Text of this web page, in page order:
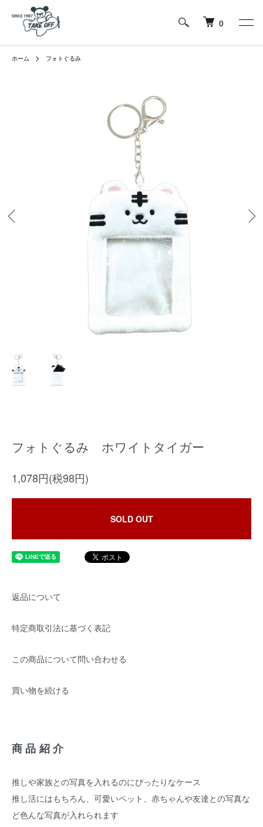
0
ホーム フォトぐるみ
フォトぐるみ ホワイトタイガー
1,078円(税98円)
SOLD OUT
返品について
特定商取引法に基づく表記
この商品について問い合わせる
買い物を続ける
商品紹介
推しや家族との写真を入れるのにぴったりなケース
推し活にはもちろん、可愛いペット、赤ちゃんや友達との写真な
ど色んな写真が入れられます